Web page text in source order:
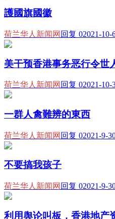
護國旗國徽
荷兰华人新闻网 回复 02021-10-
美干预香港事务恶行令世
荷兰华人新闻网 回复 02021-10-
一群人禽難辨的東西
荷兰华人新闻网 回复 02021-9-
不要搞我孩子
荷兰华人新闻网 回复 02021-9-
利用舆论叫板，香港地产